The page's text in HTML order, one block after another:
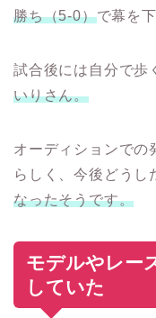
勝ち（5-0）で幕を
試合後には自分で歩
いりさん。
オーディションでの
らしく、今後どうし
なったそうです。
モデルやレー
していた